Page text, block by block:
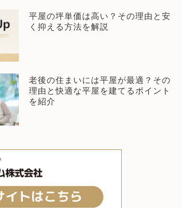
平屋の坪単価は高い？その理由と安
く抑える方法を解説
老後の住まいには平屋が最適？その
理由と快適な平屋を建てるポイント
を紹介